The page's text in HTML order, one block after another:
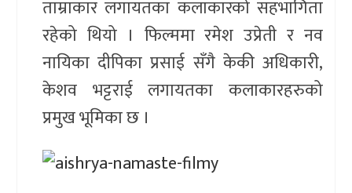
ताम्राकार लगायतका कलाकारको सहभागिता
रहेको थियो । फिल्ममा रमेश उप्रेती र नव
नायिका दीपिका प्रसाई सँगै केकी अधिकारी,
केशव भट्टराई लगायतका कलाकारहरुको
प्रमुख भूमिका छ ।